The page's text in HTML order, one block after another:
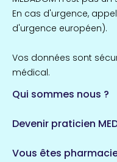
En cas d'urgence,
d'urgence européen).
Vos données sont
médical.
Qui sommes nous ?
Devenir praticien
Vous êtes